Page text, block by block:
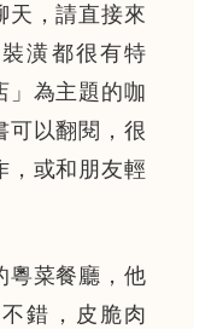
天，請直接來
潢都很有特
」為主題的咖
可以翻閱，很
，或和朋友輕
粵菜餐廳，他
錯，皮脆肉